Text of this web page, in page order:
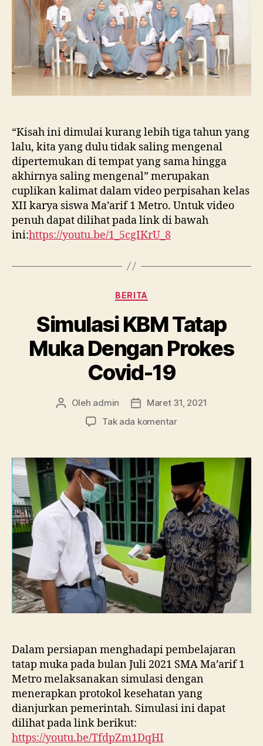
“Kisah ini dimulai kurang lebih tiga tahun yang
lalu, kita yang dulu tidak saling mengenal
dipertemukan di tempat yang sama hingga
akhirnya saling mengenal” merupakan
cuplikan kalimat dalam video perpisahan kelas
XII karya siswa Ma’arif 1 Metro. Untuk video
penuh dapat dilihat pada link di bawah
ini:https://youtu.be/1_5cgIKrU_8
Kategori
BERITA
Simulasi KBM Tatap
Muka Dengan Prokes
Covid-19
Penulis
artikel
Oleh admin
Tanggal
artikel
Maret 31, 2021
Tak ada komentarpada
Tatap
Dengan
Prokes
Covid-
19
Dalam persiapan menghadapi pembelajaran
tatap muka pada bulan Juli 2021 SMA Ma’arif 1
Metro melaksanakan simulasi dengan
menerapkan protokol kesehatan yang
dianjurkan pemerintah. Simulasi ini dapat
dilihat pada link berikut:
https://youtu.be/TfdpZm1DqHI